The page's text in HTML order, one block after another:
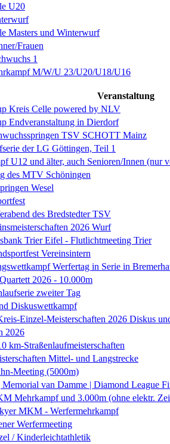
U20
Masters und Winterwurf
Frauen
1
M/W/U 23/U20/U18/U16
Veranstaltung
Kreis Celle powered by NLV
Endveranstaltung in Dierdorf
TSV SCHOTT Mainz
der LG Göttingen, Teil 1
U12 und älter, auch Senioren/Innen (nur
des MTV Schöningen
Wesel
des Bredstedter TSV
2026 Wurf
Trier Eifel - Flutlichtmeeting Trier
Vereinsintern
Werfertag in Serie in
2026 - 10.000m
zweiter Tag
Diskuswettkampf
Einzel-Meisterschaften 2026 Diskus
2026
km-Straßenlaufmeisterschaften
Mittel- und Langstrecke
Meeting (5000m)
Memorial van Damme | Diamond League
Mehrkampf und 3.000m (ohne elektr.
MKM - Werfermehrkampf
Werfermeeting
/ Kinderleichtathletik